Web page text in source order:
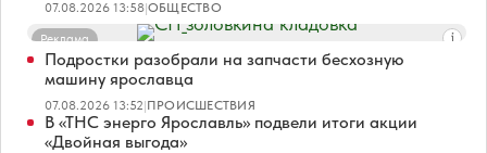
07.08.2026 13:58|ОБЩЕСТВО
Реклама
Подростки разобрали на запчасти бесхозную
машину ярославца
07.08.2026 13:52|ПРОИСШЕСТВИЯ
В «ТНС энерго Ярославль» подвели итоги акции
«Двойная выгода»